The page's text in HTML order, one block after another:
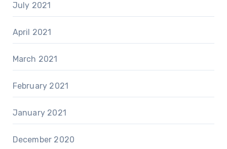
July 2021
April 2021
March 2021
February 2021
January 2021
December 2020